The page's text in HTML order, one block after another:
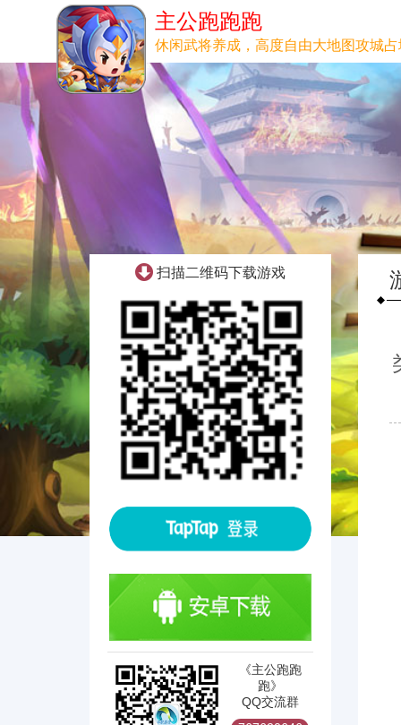
主公跑跑跑
休闲武将养成，高度自由大地图攻城占
扫描二维码下载游戏
《主公跑跑
跑》
QQ交流群